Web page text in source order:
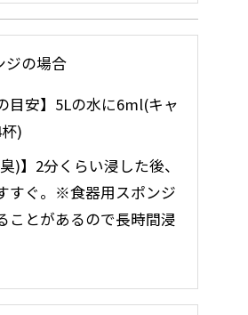
ジの場合
目安】5Lの水に6ml(キャ
)
)】2分くらい浸した後、
すぐ。※食器用スポンジ
ことがあるので長時間浸